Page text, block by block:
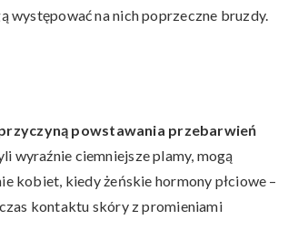
występować na nich poprzeczne bruzdy.
powstawania przebarwień
wyraźnie ciemniejsze plamy, mogą
kobiet, kiedy żeńskie hormony płciowe –
kontaktu skóry z promieniami